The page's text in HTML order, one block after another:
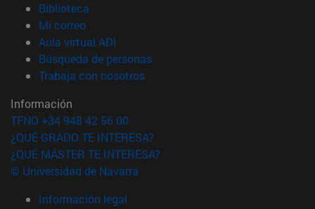
Biblioteca
Mi correo(abre en nueva ventana)
Aula virtual ADI
Búsqueda de personas(abre en nueva ventana)
Trabaja con nosotros(abre en nueva ventana)
Información
TFNO +34 948 42 56 00
¿QUÉ GRADO TE INTERESA?
¿QUÉ MÁSTER TE INTERESA?
© Universidad de Navarra
Información legal